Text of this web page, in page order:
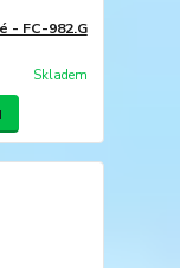
- FC-982.G
Skladem